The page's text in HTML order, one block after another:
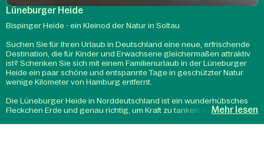
Lüneburger Heide
Bispinger Heide - ein Kleinod der Natur in Soltau
Suchen Sie für Ihren Urlaub in Deutschland eine neue, erfrischende
Destination, die für Kinder und Erwachsene gleichermaßen attraktiv
ist? Schenken Sie sich mit einem Familienurlaub in der Lüneburger
Heide ein paar schöne und entspannte Tage in geschützter Natur
wenige Kilometer von Hamburg entfernt.
Die Lüneburger Heide in Norddeutschland ist ein wunderhübsches
Fleckchen Erde und genau richtig, um Kraft zu tanken. In Ihrem Urlaub
Mehr lesen